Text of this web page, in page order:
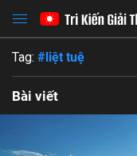
Tag: #liệt tuệ
Bài viết